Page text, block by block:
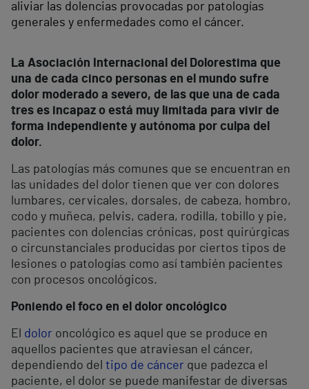
aliviar las dolencias provocadas por patologías
generales y enfermedades como el cáncer.
La Asociación Internacional del Dolorestima que
una de cada cinco personas en el mundo sufre
dolor moderado a severo, de las que una de cada
tres es incapaz o está muy limitada para vivir de
forma independiente y autónoma por culpa del
dolor.
Las patologías más comunes que se encuentran en
las unidades del dolor tienen que ver con dolores
lumbares, cervicales, dorsales, de cabeza, hombro,
codo y muñeca, pelvis, cadera, rodilla, tobillo y pie,
pacientes con dolencias crónicas, post quirúrgicas
o circunstanciales producidas por ciertos tipos de
lesiones o patologías como así también pacientes
con procesos oncológicos.
Poniendo el foco en el dolor oncológico
El dolor oncológico es aquel que se produce en
aquellos pacientes que atraviesan el cáncer,
dependiendo del tipo de cáncer que padezca el
paciente, el dolor se puede manifestar de diversas